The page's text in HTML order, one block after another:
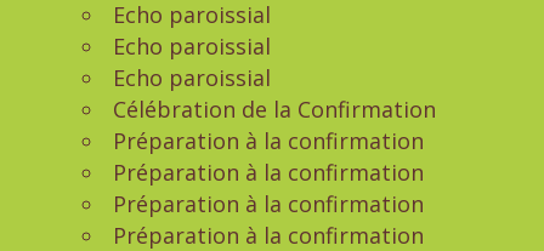
Echo paroissial
Echo paroissial
Echo paroissial
Célébration de la Confirmation
Préparation à la confirmation
Préparation à la confirmation
Préparation à la confirmation
Préparation à la confirmation